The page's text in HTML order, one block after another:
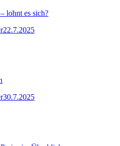
lohnt es sich?
22.7.2025
30.7.2025